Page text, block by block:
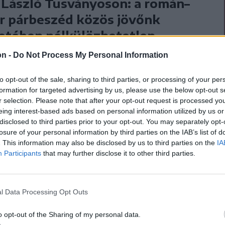
- Do Not Process My Personal Information
opt-out of the sale, sharing to third parties, or processing of your
for targeted advertising by us, please use the below opt-out
selection. Please note that after your opt-out request is processed
interest-based ads based on personal information utilized by us
to third parties prior to your opt-out. You may separately
of your personal information by third parties on the IAB’s list of
This information may also be disclosed by us to third parties on the
Participants that may further disclose it to other third parties.
Data Processing Opt Outs
opt-out of the Sharing of my personal data.
párbeszéd közös jövőnk
nélkülözhetetlen
párbeszéd első és legfőbb tétele,
jogokat, éspedig autonómiát követelünk” –
Tőkés László szombaton Tusványoson.
„hiába futsz el barátom, a végén
való tartozás
adottság”, és a